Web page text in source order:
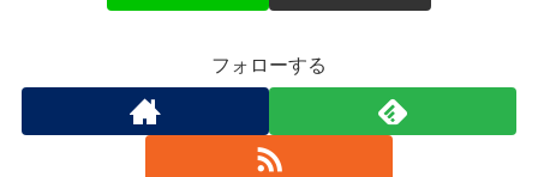
フォローする